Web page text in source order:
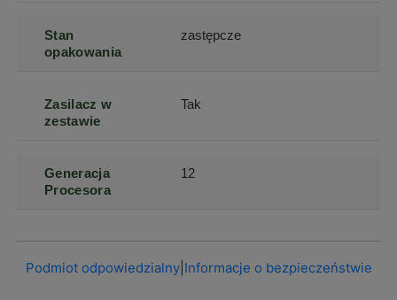
Stan
opakowania
zastępcze
Zasilacz w
zestawie
Tak
Generacja
Procesora
12
Podmiot odpowiedzialny| Informacje o bezpieczeństwie